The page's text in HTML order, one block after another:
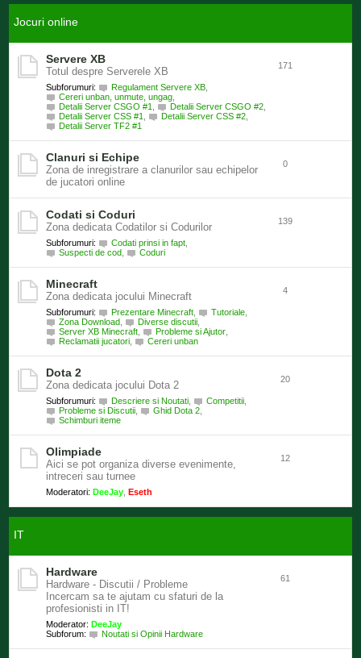
Jocuri online
Servere XB
Totul despre Serverele XB
Subforumuri: Regulament Servere XB
Cereri unban, unmute, ungag
Detalii Server CSGO #1
Detalii Server CSGO #2
Detalii Server CSS #1
Detalii Server CSS #2
Detalii Server TF2 #1
171
Clanuri si Echipe
Zona de inregistrare a clanurilor sau echipelor
de jucatori online
0
Codati si Coduri
Zona dedicata Codatilor si Codurilor
Subforumuri: Codati prinsi in fapt
Suspecti de cod
Coduri
139
Minecraft
Zona dedicata jocului Minecraft
Subforumuri: Prezentare Minecraft Tutoriale
Zona Download
Diverse discutii
Server XB Minecraft
Probleme si Ajutor
Reclamatii jucatori
Cereri unban
4
Dota 2
Zona dedicata jocului Dota 2
Subforumuri: Descriere si Noutati Competitii
Probleme si Discutii
Ghid Dota 2
Schimburi iteme
20
Olimpiade
Aici se pot organiza diverse evenimente,
intreceri sau turnee
Moderatori: DeeJay ,Eseth
12
IT
Hardware
Hardware - Discutii / Probleme
Incercam sa te ajutam cu sfaturi de la
profesionisti in IT!
Moderator: DeeJay
Subforum:
Noutati si Opinii Hardware
61